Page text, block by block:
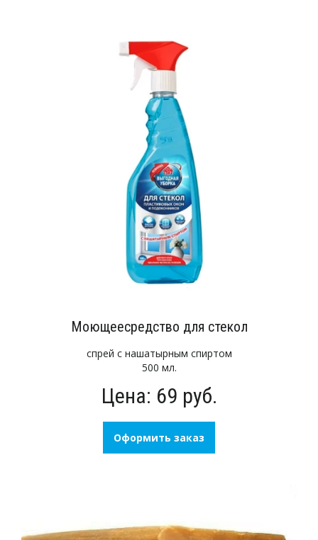
Моющеесредство для стекол
спрей с нашатырным спиртом
500 мл.
Цена: 69 руб.
Оформить заказ